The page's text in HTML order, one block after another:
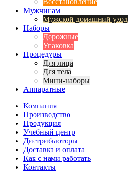
Восстановление
Мужчинам
Мужской домашний уход
Наборы
Дорожные
Упаковка
Процедуры
Для лица
Для тела
Мини-наборы
Аппаратные
Компания
Производство
Продукция
Учебный центр
Дистрибьюторы
Доставка и оплата
Как с нами работать
Контакты